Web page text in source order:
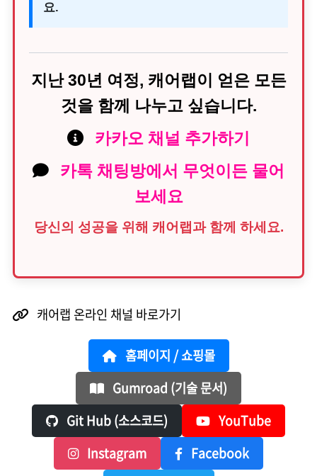
요.
지난 30년 여정, 캐어랩이 얻은 모든
것을 함께 나누고 싶습니다.
카카오 채널 추가하기
카톡 채팅방에서 무엇이든 물어
보세요
당신의 성공을 위해 캐어랩과 함께 하세요.
캐어랩 온라인 채널 바로가기
홈페이지 / 쇼핑몰
Gumroad (기술 문서)
Git Hub (소스코드)
YouTube
Instagram
Facebook